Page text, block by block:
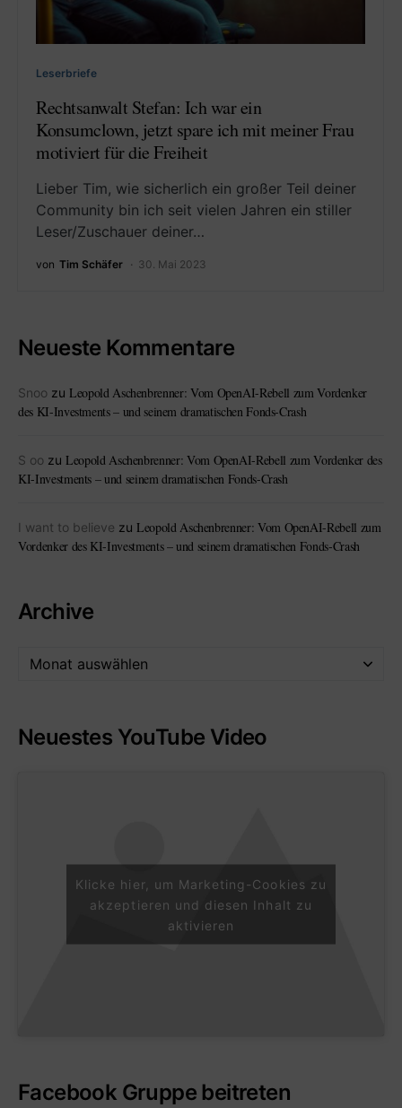
Leserbriefe
Rechtsanwalt Stefan: Ich war ein
Konsumclown, jetzt spare ich mit meiner Frau
motiviert für die Freiheit
Lieber Tim, wie sicherlich ein großer Teil deiner
Community bin ich seit vielen Jahren ein stiller
Leser/Zuschauer deiner…
von Tim Schäfer 30. Mai 2023
Neueste Kommentare
Snoo zu Leopold Aschenbrenner: Vom OpenAI-Rebell zum Vordenker
des KI-Investments – und seinem dramatischen Fonds-Crash
S oo zu Leopold Aschenbrenner: Vom OpenAI-Rebell zum Vordenker des
KI-Investments – und seinem dramatischen Fonds-Crash
I want to believe zu Leopold Aschenbrenner: Vom OpenAI-Rebell zum
Vordenker des KI-Investments – und seinem dramatischen Fonds-Crash
Archive
Neuestes YouTube Video
Klicke hier, um Marketing-Cookies zu
akzeptieren und diesen Inhalt zu
aktivieren
Facebook Gruppe beitreten